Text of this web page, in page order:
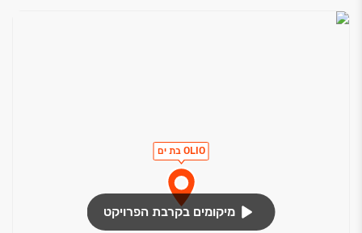
OLIO בת ים
מיקומים בקרבת הפרויקט